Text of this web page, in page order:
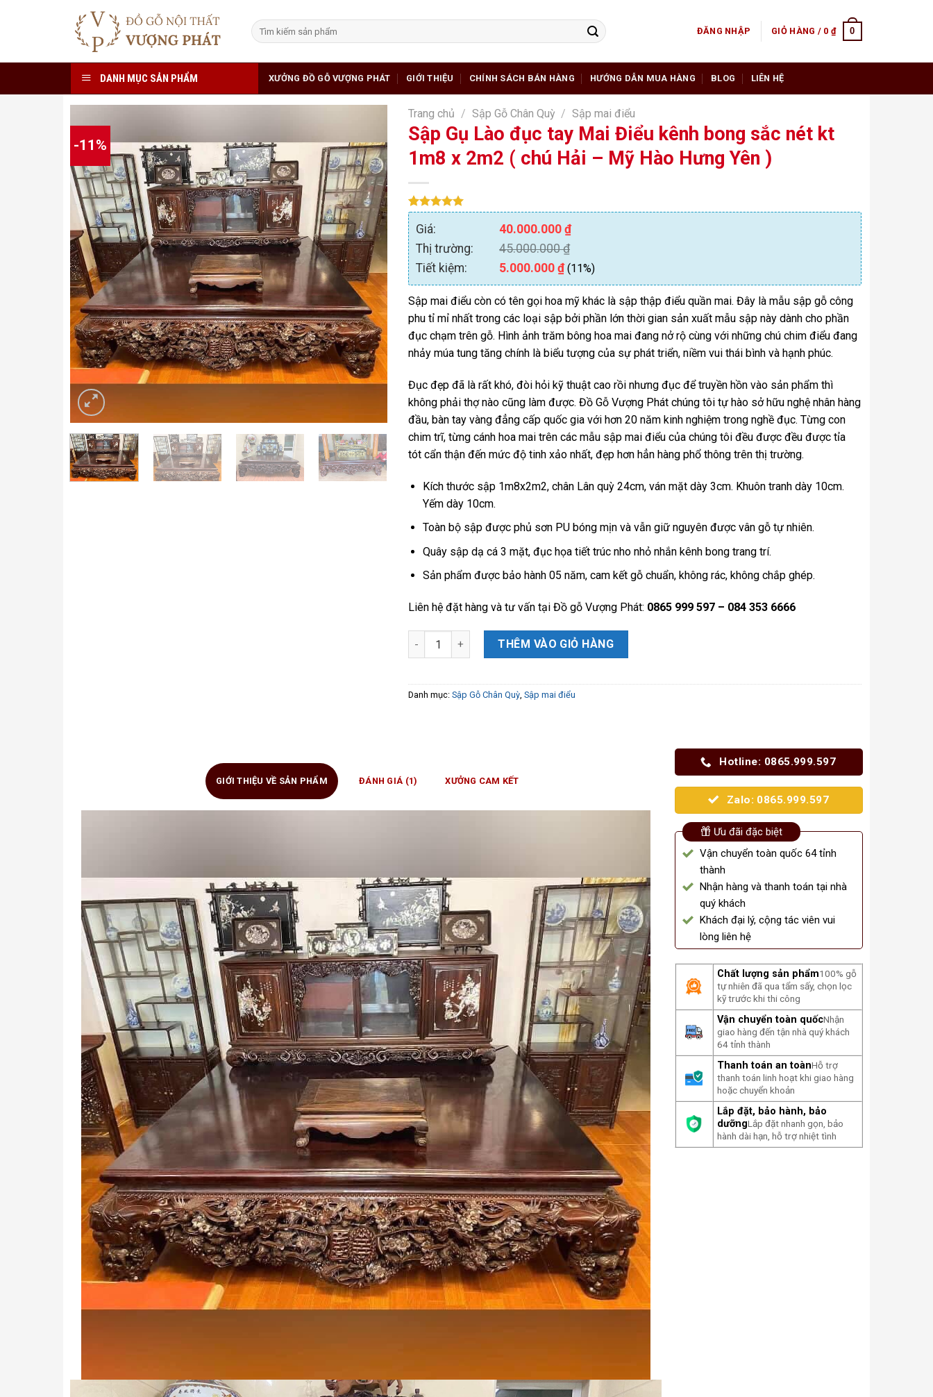
Tìm
kiếm:
ĐĂNG NHẬP GIỎ HÀNG / 0 ₫ 0
DANH MỤC SẢN PHẨM XƯỞNG ĐỒ GỖ VƯỢNG PHÁT GIỚI THIỆU CHÍNH SÁCH BÁN HÀNG HƯỚNG DẪN MUA HÀNG BLOG LIÊN HỆ
-11%
Trang chủ / Sập Gỗ Chân Quỳ / Sập mai điểu
Sập Gụ Lào đục tay Mai Điểu kênh bong sắc nét kt
1m8 x 2m2 ( chú Hải – Mỹ Hào Hưng Yên )
5.00
dựa trên
1
đánh giá
Giá: 40.000.000₫
Thị trường:
45.000.000₫
Tiết kiệm:
5.000.000₫(11%)
Sập mai điểu còn có tên gọi hoa mỹ khác là sập thập điểu quần mai. Đây là mẫu sập gỗ công
phu tỉ mỉ nhất trong các loại sập bởi phần lớn thời gian sản xuất mẫu sập này dành cho phần
đục chạm trên gỗ. Hình ảnh trăm bông hoa mai đang nở rộ cùng với những chú chim điểu đang
nhảy múa tung tăng chính là biểu tượng của sự phát triển, niềm vui thái bình và hạnh phúc.
Đục đẹp đã là rất khó, đòi hỏi kỹ thuật cao rồi nhưng đục để truyền hồn vào sản phẩm thì
không phải thợ nào cũng làm được. Đồ Gỗ Vượng Phát chúng tôi tự hào sở hữu nghệ nhân hàng
đầu, bàn tay vàng đẳng cấp quốc gia với hơn 20 năm kinh nghiệm trong nghề đục. Từng con
chim trĩ, từng cánh hoa mai trên các mẫu sập mai điểu của chúng tôi đều được đều được tỉa
tót cẩn thận đến mức độ tinh xảo nhất, đẹp hơn hẳn hàng phổ thông trên thị trường.
Kích thước sập 1m8x2m2, chân Lân quỳ 24cm, ván mặt dày 3cm. Khuôn tranh dày 10cm.
Yếm dày 10cm.
Toàn bộ sập được phủ sơn PU bóng mịn và vẫn giữ nguyên được vân gỗ tự nhiên.
Quây sập dạ cá 3 mặt, đục họa tiết trúc nho nhỏ nhắn kênh bong trang trí.
Sản phẩm được bảo hành 05 năm, cam kết gỗ chuẩn, không rác, không chắp ghép.
Liên hệ đặt hàng và tư vấn tại Đồ gỗ Vượng Phát: 0865 999 597 – 084 353 6666
Sập Gụ Lào đục tay Mai Điểu kênh bong sắc nét kt 1m8 x 2m2 ( chú Hải - Mỹ Hào Hưng Yên ) số lượng
THÊM VÀO GIỎ HÀNG
Danh mục:Sập Gỗ Chân Quỳ ,Sập mai điểu
GIỚI THIỆU VỀ SẢN PHẨM ĐÁNH GIÁ (1) XƯỞNG CAM KẾT
Hotline: 0865.999.597
Zalo: 0865.999.597
Ưu đãi đặc biệt
Vận chuyển toàn quốc 64 tỉnh
thành
Nhận hàng và thanh toán tại nhà
quý khách
Khách đại lý, cộng tác viên vui
lòng liên hệ
Chất lượng sản phẩm100% gỗ
tự nhiên đã qua tẩm sấy, chọn lọc
kỹ trước khi thi công
Vận chuyển toàn quốcNhận
giao hàng đến tận nhà quý khách
64 tỉnh thành
Thanh toán an toànHỗ trợ
thanh toán linh hoạt khi giao hàng
hoặc chuyển khoản
Lắp đặt, bảo hành, bảo
dưỡngLắp đặt nhanh gọn, bảo
hành dài hạn, hỗ trợ nhiệt tình